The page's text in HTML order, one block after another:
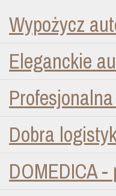
Wypożycz
Eleganckie
Dobra
DOMEDICA